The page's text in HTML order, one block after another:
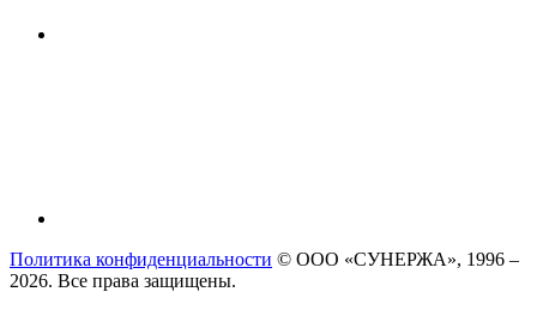
Политика конфиденциальности © ООО «СУНЕРЖА», 1996 –
2026. Все права защищены.